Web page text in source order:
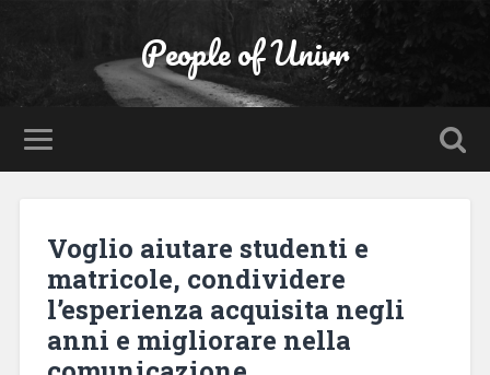
People of Univr
Voglio aiutare studenti e
matricole, condividere
l’esperienza acquisita negli
anni e migliorare nella